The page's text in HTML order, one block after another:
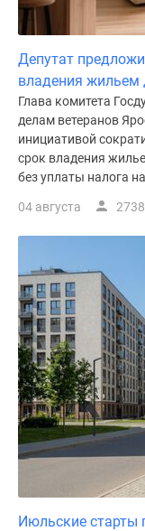
Депутат
владения жильем
Глава комитета
делам ветеранов
инициативой
срок владения
без уплаты налога
04 августа 2738
Июльские старты